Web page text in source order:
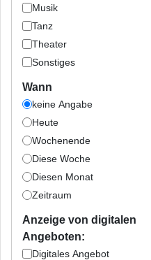
Musik
Tanz
Theater
Sonstiges
Wann
keine Angabe
Heute
Wochenende
Diese Woche
Diesen Monat
Zeitraum
Anzeige von digitalen
Angeboten:
Digitales Angebot